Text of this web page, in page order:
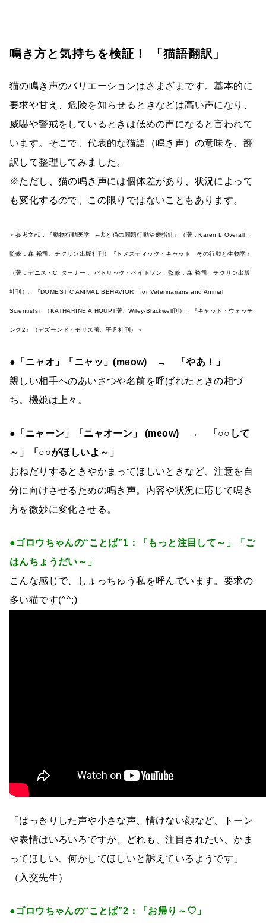
鳴き方と気持ちを検証！ 「猫語翻訳」
猫の鳴き声のバリエーションはさまざまです。基本的に
要求や甘え、危険を知らせるときなどは高い声になり、
威嚇や警戒をしているときは低めの声になると言われて
います。そこで、代表的な猫語（鳴き声）の意味を、翻
訳して整理してみました。
※ただし、猫の鳴き声には個体差があり、状況によって
も変化するので、この限りではないこともあります。
＜参考文献：『動物行動医学 –犬と猫の問題行動治療指針』（著：Karen L.Overall 、
監修：森 裕司、チクサン出版社刊）『ドメスティック・キャット その行動と生物学』
（著：デニス・C. ターナー 、パトリック・ベイトソン、監修：森 裕司、チクサン出版
社刊）、『DOMESTIC ANIMAL BEHAVIOR for Veterinarians and Animal
Scientists』（KATHARINE A.HOUPT著、Wiley-Blackwell刊）、『キャット・ウォッチ
ング2』（デズモンド・モリス著、平凡社刊）＞
●「ニャオ」「ニャッ」(meow) → 「やあ！」
親しい相手へのあいさつや名前を呼ばれたときの相づ
ち。機嫌は上々。
●「ニャーン」「ニャオーン」 (meow) → 「○○して
～」「○○がほしいよ～」
おねだりするときやかまってほしいときなど、注意を自
分に向けさせるための鳴き声。内容や状況に応じて鳴き
方を微妙に変化させる。
●ゴロウちゃんの“ことば”1：「もっと注目して～」「ご
はんちょうだい～」
こんな感じで、しょっちゅう私を呼んでいます。要求の
多い猫です(^^;)
「はっきりした声や小さな声、情けない顔など、トーン
や表情はいろいろですが、どれも、注目されたい、かま
ってほしい、何かしてほしいと訴えているようです」
（入交先生）
●ゴロウちゃんの“ことば”2：「お帰り～♡」